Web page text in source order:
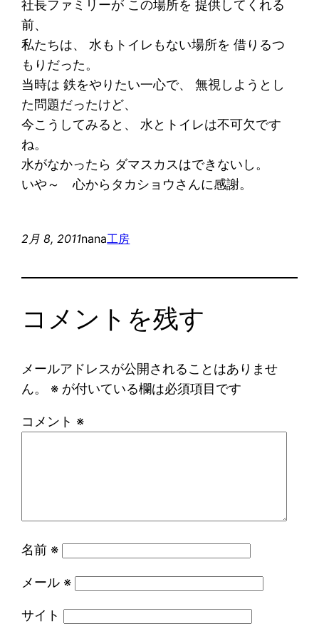
社長ファミリーが この場所を 提供してくれる
前、
私たちは、 水もトイレもない場所を 借りるつ
もりだった。
当時は 鉄をやりたい一心で、 無視しようとし
た問題だったけど、
今こうしてみると、 水とトイレは不可欠です
ね。
水がなかったら ダマスカスはできないし。
いや～ 心からタカショウさんに感謝。
2月 8, 2011nana工房
コメントを残す
メールアドレスが公開されることはありませ
ん。
※ が付いている欄は必須項目です
コメント ※
名前 ※
メール ※
サイト